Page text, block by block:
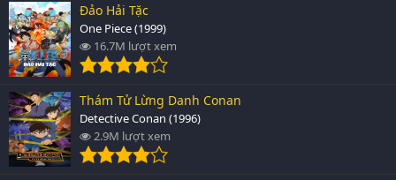
Đảo Hải Tặc
One Piece (1999)
16.7M lượt xem
Thám Tử Lừng Danh Conan
Detective Conan (1996)
2.9M lượt xem